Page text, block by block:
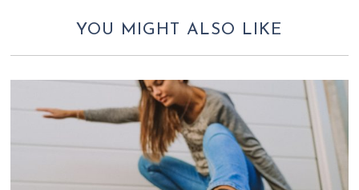
YOU MIGHT ALSO LIKE